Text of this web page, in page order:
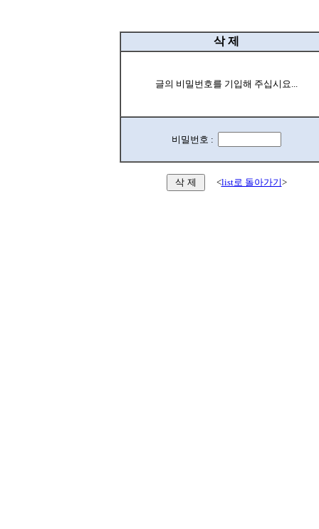
삭 제
글의 비밀번호를 기입해 주십시요...
비밀번호 :
<list로 돌아가기>